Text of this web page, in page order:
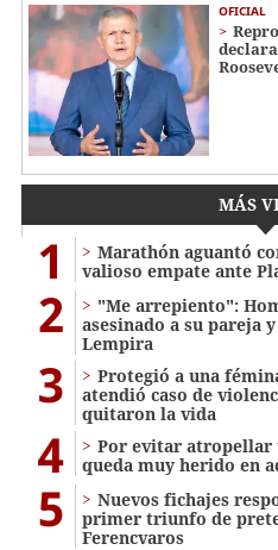
OFICIAL
MÁS
1
Marathón aguantó
valioso empate ante
2
"Me arrepiento":
asesinado a su pareja
Lempira
3
Protegió a una
atendió caso de
quitaron la vida
4
Por evitar atropellar
queda muy herido en
5
Nuevos fichajes
primer triunfo de
Ferencvaros